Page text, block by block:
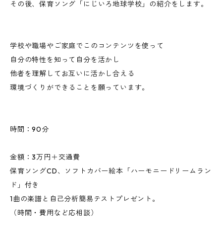
その後、保育ソング「にじいろ地球学校」の紹介をします。
学校や職場やご家庭でこのコンテンツを使って
自分の特性を知って自分を活かし
他者を理解してお互いに活かし合える
環境づくりができることを願っています。
時間：90分
金額：3万円＋交通費
保育ソングCD、ソフトカバー絵本「ハーモニードリームラン
ド」付き
1曲の楽譜と自己分析簡易テストプレゼント。
（時間・費用など応相談）